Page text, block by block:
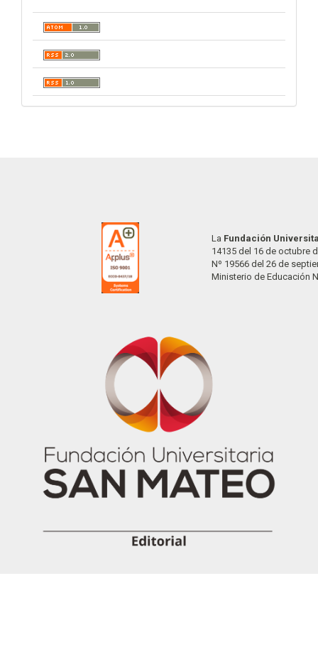
La Fundación
14135 del 16 de octubre
Nº 19566 del 26 de
Ministerio de Educación